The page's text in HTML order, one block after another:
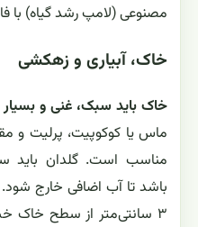
مصنوعی (لامپ رشد گیاه) با
خاک، آبیاری و زهکشی
خاک باید سبک، غنی و
ماس یا کوکوپیت، پرلیت و
مناسب است. گلدان باید
۳ سانتی‌متر از سطح خاک